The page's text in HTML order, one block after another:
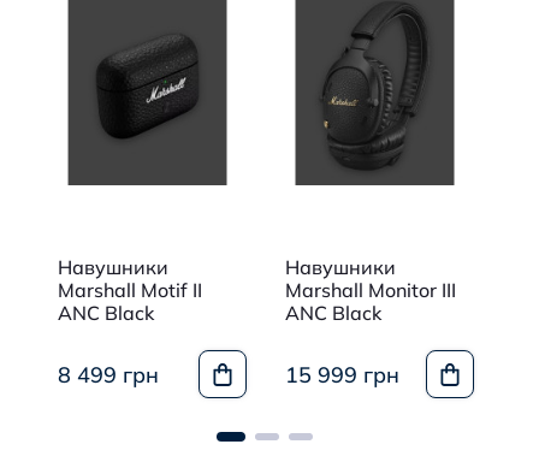
Навушники
Marshall Motif II
ANC Black
8 499 грн
Навушники
Marshall Monitor III
ANC Black
15 999 грн